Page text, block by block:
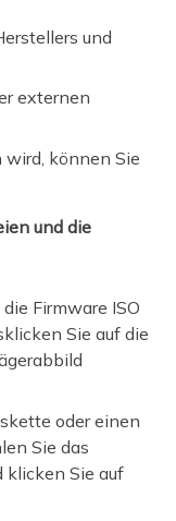
und
externen
wird, können Sie
und die
Firmware ISO
Sie auf die
oder einen
Sie das
klicken Sie auf